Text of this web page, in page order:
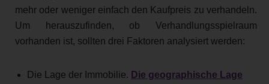
mehr oder weniger einfach den Kaufpreis zu verhandeln.
Um herauszufinden, ob Verhandlungsspielraum
vorhanden ist, sollten drei Faktoren analysiert werden:
Die Lage der Immobilie. Die geographische Lage